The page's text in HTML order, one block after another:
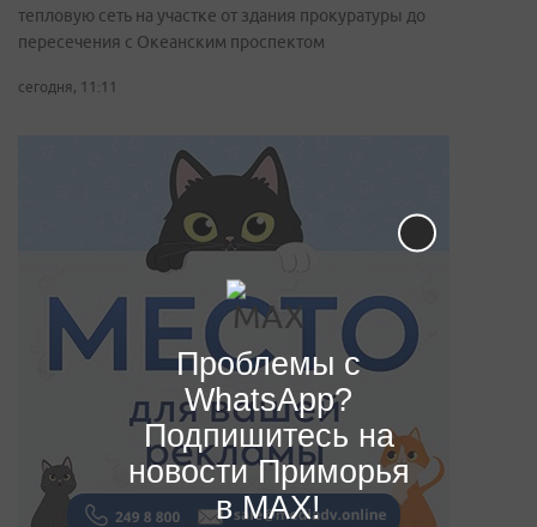
тепловую сеть на участке от здания прокуратуры до
пересечения с Океанским проспектом
сегодня, 11:11
Проблемы с
WhatsApp?
Подпишитесь на
новости Приморья
в MAX!